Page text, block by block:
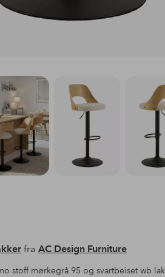
fra AC Design Furniture
stoff mørkegrå 95 og svartbeiset wb